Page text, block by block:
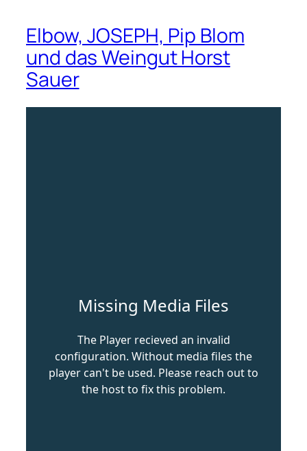
Elbow, JOSEPH, Pip Blom
und das Weingut Horst
Sauer